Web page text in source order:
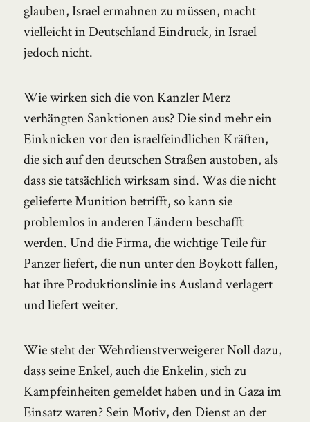
glauben, Israel ermahnen zu müssen, macht
vielleicht in Deutschland Eindruck, in Israel
jedoch nicht.
Wie wirken sich die von Kanzler Merz
verhängten Sanktionen aus? Die sind mehr ein
Einknicken vor den israelfeindlichen Kräften,
die sich auf den deutschen Straßen austoben, als
dass sie tatsächlich wirksam sind. Was die nicht
gelieferte Munition betrifft, so kann sie
problemlos in anderen Ländern beschafft
werden. Und die Firma, die wichtige Teile für
Panzer liefert, die nun unter den Boykott fallen,
hat ihre Produktionslinie ins Ausland verlagert
und liefert weiter.
Wie steht der Wehrdienstverweigerer Noll dazu,
dass seine Enkel, auch die Enkelin, sich zu
Kampfeinheiten gemeldet haben und in Gaza im
Einsatz waren? Sein Motiv, den Dienst an der